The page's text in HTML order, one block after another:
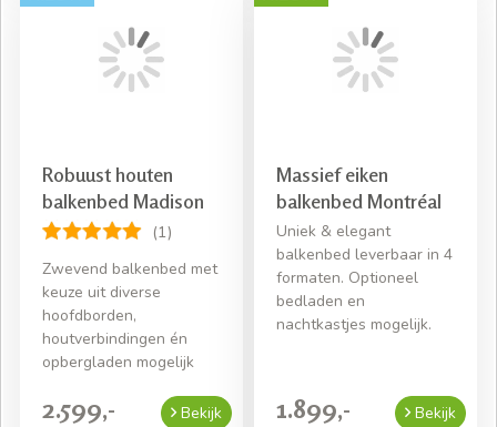
Robuust houten
balkenbed Madison
(1)
Zwevend balkenbed met
keuze uit diverse
hoofdborden,
houtverbindingen én
opbergladen mogelijk
2.599,- Bekijk
Massief eiken
balkenbed Montréal
Uniek & elegant
balkenbed leverbaar in 4
formaten. Optioneel
bedladen en
nachtkastjes mogelijk.
1.899,- Bekijk